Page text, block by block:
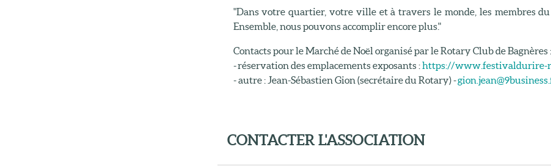
"Dans votre quartier, votre ville et à travers le monde, les membres
Ensemble, nous pouvons accomplir encore plus."
Contacts pour le Marché de Noël organisé par le Rotary Club de Bagnères :
- réservation des emplacements exposants :https://www.festivaldurire-
- autre : Jean-Sébastien Gion (secrétaire du Rotary) -
CONTACTER L'ASSOCIATION